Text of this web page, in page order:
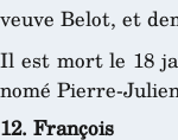
veuve Belot, et
Il est mort le 18
nomé Pierre-
12. François